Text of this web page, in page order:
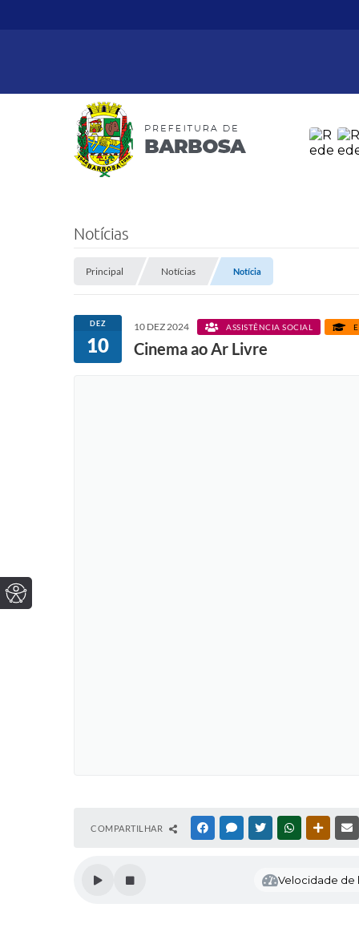
Notícias
Principal Notícias Notícia
DEZ
10
10 DEZ 2024 ASSISTÊNCIA SOCIAL
Cinema ao Ar Livre
COMPARTILHAR FACEBOOKMESSENGER
TWITTERWHATSAPP
Velocidade de